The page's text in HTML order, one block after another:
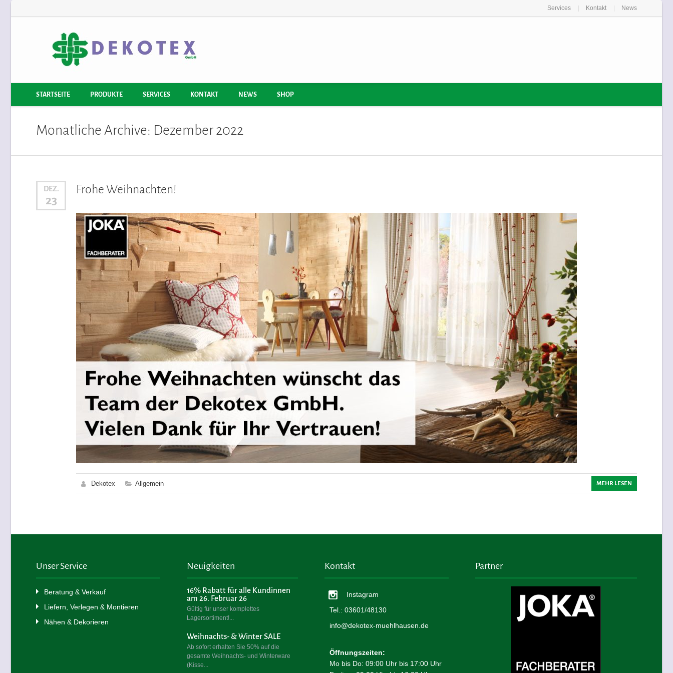
Services Kontakt News
STARTSEITE PRODUKTE SERVICES KONTAKT NEWS SHOP
Monatliche Archive: Dezember 2022
DEZ.
23
Frohe Weihnachten!
Dekotex Allgemein MEHR LESEN
Unser Service
Beratung & Verkauf
Liefern, Verlegen & Montieren
Nähen & Dekorieren
Neuigkeiten
16% Rabatt für alle Kundinnen
am 26. Februar 26
Gültig für unser komplettes
Lagersortiment!
Weihnachts- & Winter SALE
Ab sofort erhalten Sie 50% auf die
gesamte Weihnachts- und Winterware
(Kisse
Kontakt
Instagram
Tel.: 03601/48130
info@dekotex-muehlhausen.de
Öffnungszeiten:
Mo bis Do: 09:00 Uhr bis 17:00 Uhr
Partner